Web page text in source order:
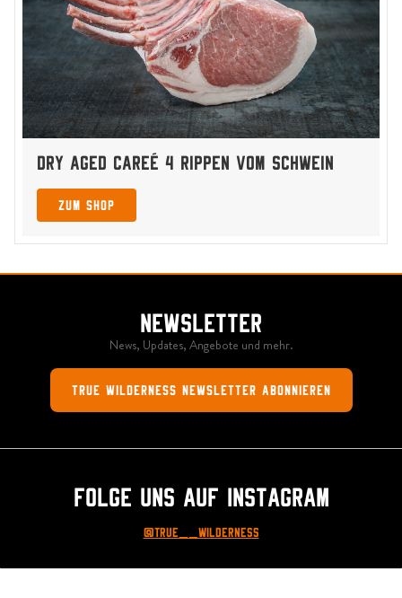
Dry Aged Careé 4 Rippen vom Schwein
zum Shop
Newsletter
News, Updates, Angebote und mehr.
True Wilderness Newsletter abonnieren
Folge uns auf Instagram
@True__Wilderness